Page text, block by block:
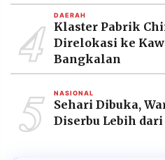
4 DAERAH
Klaster Pabrik
Direlokasi ke
Bangkalan
5 NASIONAL
Sehari Dibuka,
Diserbu Lebih dari